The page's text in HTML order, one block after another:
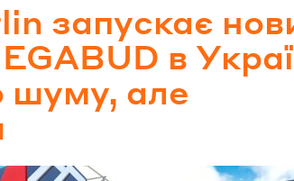
запускає
в
шуму, але
GOOGLE
АБО